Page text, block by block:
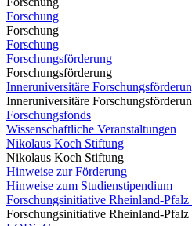
Forschung
Forschung
Forschung
Forschungsförderung
Forschungsförderung
Inneruniversitäre
Inneruniversitäre
Forschungsfonds
Wissenschaftliche Veranstaltungen
Nikolaus Koch Stiftung
Nikolaus Koch Stiftung
Hinweise zur Förderung
Hinweise zum Studienstipendium
Forschungsinitiative Rheinland-
Forschungsinitiative Rheinland-